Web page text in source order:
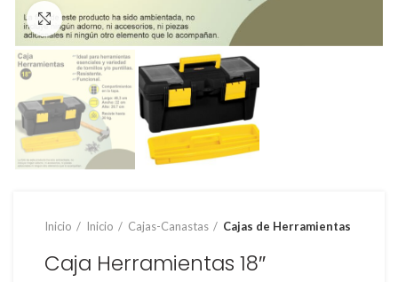
Clic para ampliar
Inicio Inicio Cajas-Canastas Cajas de Herramientas
Caja Herramientas 18″